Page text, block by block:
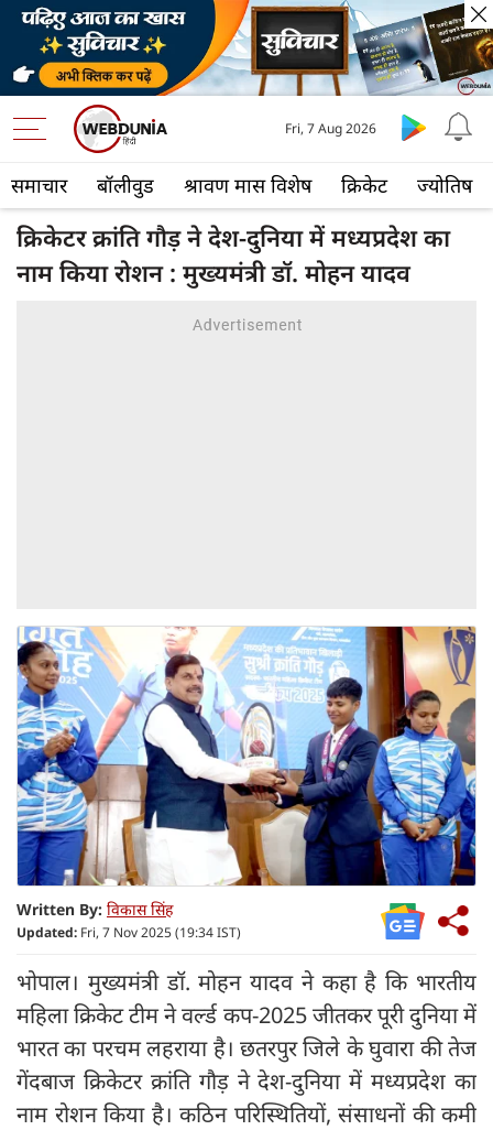
समाचार बॉलीवुड श्रावण मास विशेष क्रिकेट ज्योतिष
Fri, 7 Aug 2026
क्रिकेटर क्रांति गौड़ ने देश-दुनिया में मध्यप्रदेश का
नाम किया रोशन : मुख्यमंत्री डॉ. मोहन यादव
Written By: विकास सिंह
Updated: Fri, 7 Nov 2025 (19:34 IST)
भोपाल। मुख्यमंत्री डॉ. मोहन यादव ने कहा है कि भारतीय
महिला क्रिकेट टीम ने वर्ल्ड कप-2025 जीतकर पूरी दुनिया में
भारत का परचम लहराया है। छतरपुर जिले के घुवारा की तेज
गेंदबाज क्रिकेटर क्रांति गौड़ ने देश-दुनिया में मध्यप्रदेश का
नाम रोशन किया है। कठिन परिस्थितियों, संसाधनों की कमी